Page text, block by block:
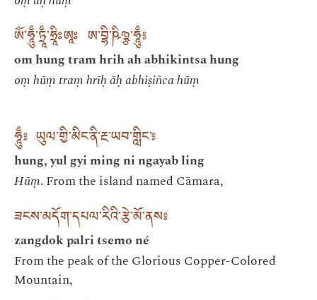
ཨོཾ་ཧཱུྃ་ཏྲཱྃ་ཧྲཱིཿཨཱཿ ཨ་བྷི་ཥིཉྩ་ཧཱུྃ༔
om hung tram hrih ah abhikintsa hung
oṃ hūṃ traṃ hrīḥ āḥ abhiṣiñca hūṃ
ཧཱུྃ༔ ཡུལ་གྱི་མིང་ནི་རྔ་ཡབ་གླིང་༔
hung, yul gyi ming ni ngayab ling
Hūṃ. From the island named Cāmara,
ཟངས་མདོག་དཔལ་རིའི་རྩེ་མོ་ནས༔
zangdok palri tsemo né
From the peak of the Glorious Copper-Colored
Mountain,